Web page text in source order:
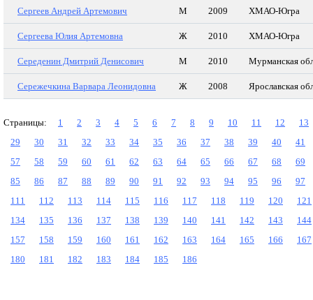
Сергеев Андрей Артемович М 2009 ХМАО-Югра
Сергеева Юлия Артемовна Ж 2010 ХМАО-Югра
Середенин Дмитрий Денисович М 2010 Мурманская
Сережечкина Варвара Леонидовна Ж 2008 Ярославская
Страницы: 1 2 3 4 5 6 7 8 9 10 11 12
13
29
30 31 32 33 34 35 36 37 38 39 40
41
57
58 59 60 61 62 63 64 65 66 67 68
69
85
86 87 88 89 90 91 92 93 94 95 96
97
111
112 113 114 115 116 117 118 119 120
121
134
135 136 137 138 139 140 141 142 143
144
157
158 159 160 161 162 163 164 165 166
167
180
181 182 183 184 185 186